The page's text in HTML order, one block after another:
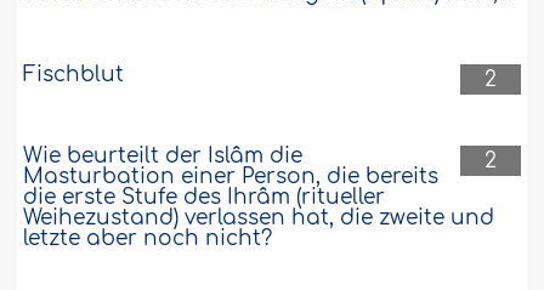
2
Fischblut
2
Wie beurteilt der Islâm die
Masturbation einer Person, die bereits
die erste Stufe des Ihrâm (ritueller
Weihezustand) verlassen hat, die zweite und
letzte aber noch nicht?